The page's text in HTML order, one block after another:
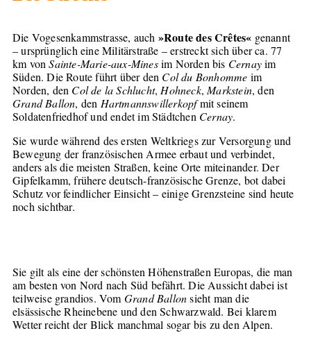
Die Vogesenkammstrasse, auch »Route des Crêtes« genannt
– ursprünglich eine Militärstraße – erstreckt sich über ca. 77
km vonSainte-Marie-aux-Minesim Norden bis Cernayim
Süden. Die Route führt über den Col du Bonhomme im
Norden, den Col de la Schlucht, Hohneck, Markstein, den
Grand Ballon, den Hartmannswillerkopfmit seinem
Soldatenfriedhof und endet im Städtchen Cernay.
Sie wurde während des ersten Weltkriegs zur Versorgung und
Bewegung der französischen Armee erbaut und verbindet,
anders als die meisten Straßen, keine Orte miteinander. Der
Gipfelkamm, frühere deutsch-französische Grenze, bot dabei
Schutz vor feindlicher Einsicht – einige Grenzsteine sind heute
noch sichtbar.
Sie gilt als eine der schönsten Höhenstraßen Europas, die man
am besten von Nord nach Süd befährt. Die Aussicht dabei ist
teilweise grandios. Vom Grand Ballonsieht man die
elsässische Rheinebene und den Schwarzwald. Bei klarem
Wetter reicht der Blick manchmal sogar bis zu den Alpen.